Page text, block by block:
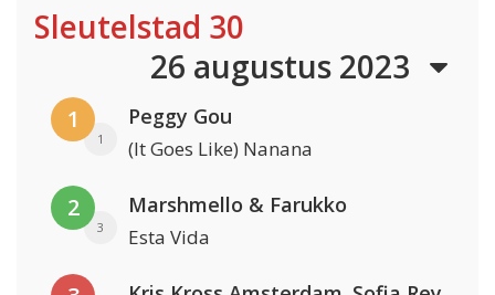
Sleutelstad 30
26 augustus 2023
1
1
Peggy Gou
(It Goes Like) Nanana
2
3
Marshmello & Farukko
Esta Vida